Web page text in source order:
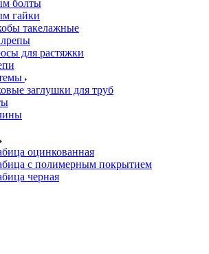
болты
гайки
такелажные
для растяжки
заглушки для труб
оцинкованная
с полимерным покрытием
черная